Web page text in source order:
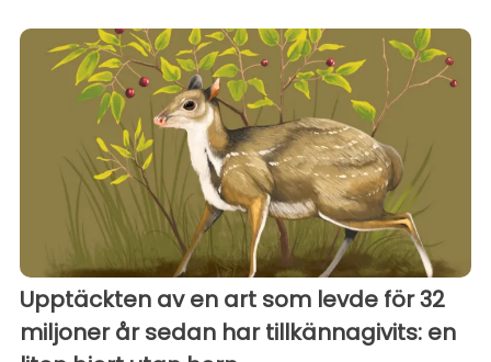
Upptäckten av en art som levde för 32
miljoner år sedan har tillkännagivits: en